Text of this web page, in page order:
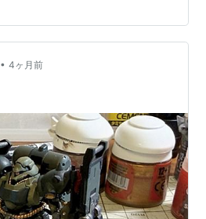
年齢15歳以上。 組み始めはこん
徐々に独自のアレンジが減って
シリンダーやアクチュエーター
いるために作りやすくはなって
、P…
• 4ヶ月前